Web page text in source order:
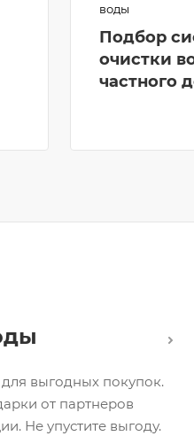
воды
Подбор
очистки
частного
выгодных покупок.
от партнеров
Не упустите выгоду.